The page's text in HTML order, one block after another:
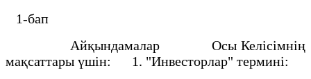
1-бап
Айқындамалар Осы Келiсiмнiң
мақсаттары үшiн: 1. "Инвесторлар" терминi: